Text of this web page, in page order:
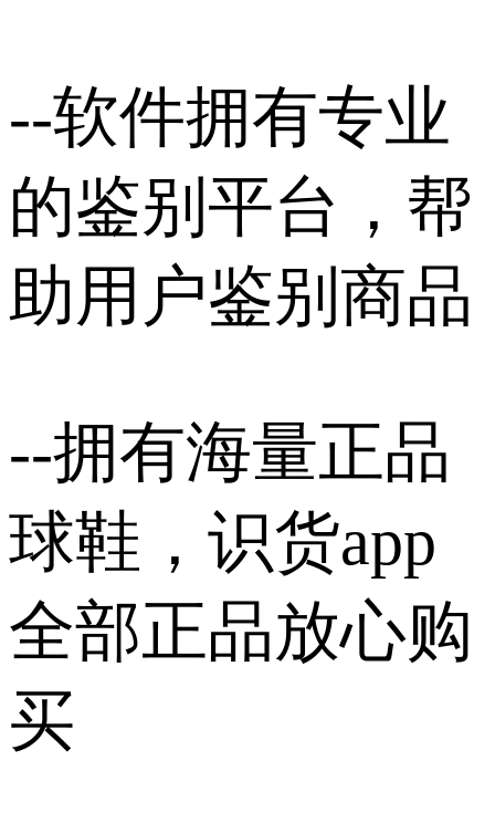
--软件拥有专业
的鉴别平台，帮
助用户鉴别商品
--拥有海量正品
球鞋，识货app
全部正品放心购
买